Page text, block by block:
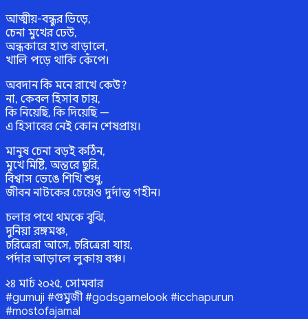
আত্মীয়-বন্ধুর ভিড়ে,
চেনা মুখের ঢেউ,
অন্ধকারে হাত বাড়ালে,
খালি পড়ে থাকি কেঁপে।
অবদান কি মনে রাখে কেউ?
না, কেবল হিসাব চায়,
কি নিয়েছি, কি দিয়েছি —
এ হিসাবের নেই কোন শেষপ্রায়।
মানুষ চেনা বড়ই কঠিন,
মুখে মিষ্টি, অন্তরে ছুরি,
বিশ্বাস ভেঙে শিখি শুধু,
জীবন নাটকের চেয়েও দুর্দান্ত গহীন।
চলার পথে থমকে বুঝি,
দুনিয়া রঙ্গমঞ্চ,
চরিত্রেরা আসে, চরিত্রেরা যায়,
পর্দার আড়ালে লুকায় বঞ্চ।
২৪ মার্চ ২০২৫, সোমবার
#gumuji #গুমুজী #godsgamelook #icchapurun
#mostofajamal